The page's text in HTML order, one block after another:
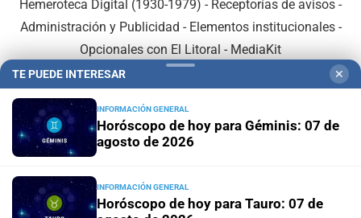
Hemeroteca Digital (1930-1979) - Receptorías de avisos -
Administración y Publicidad - Elementos institucionales-
Opcionales con El Litoral - MediaKit
En Asociación con:
TE PUEDE INTERESAR ✕
INFORMACIÓN GENERAL
Horóscopo de hoy para Géminis: 07 de
agosto de 2026
INFORMACIÓN GENERAL
Horóscopo de hoy para Tauro: 07 de